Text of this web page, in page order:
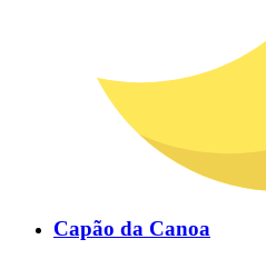
Capão da Canoa